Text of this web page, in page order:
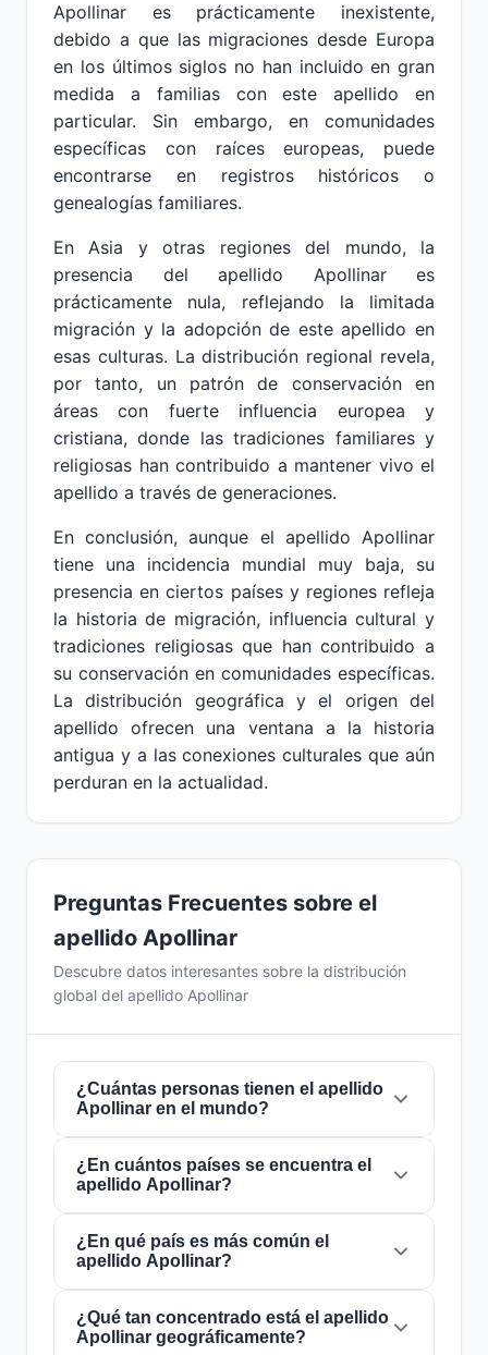
Apollinar es prácticamente inexistente,
debido a que las migraciones desde Europa
en los últimos siglos no han incluido en gran
medida a familias con este apellido en
particular. Sin embargo, en comunidades
específicas con raíces europeas, puede
encontrarse en registros históricos o
genealogías familiares.
En Asia y otras regiones del mundo, la
presencia del apellido Apollinar es
prácticamente nula, reflejando la limitada
migración y la adopción de este apellido en
esas culturas. La distribución regional revela,
por tanto, un patrón de conservación en
áreas con fuerte influencia europea y
cristiana, donde las tradiciones familiares y
religiosas han contribuido a mantener vivo el
apellido a través de generaciones.
En conclusión, aunque el apellido Apollinar
tiene una incidencia mundial muy baja, su
presencia en ciertos países y regiones refleja
la historia de migración, influencia cultural y
tradiciones religiosas que han contribuido a
su conservación en comunidades específicas.
La distribución geográfica y el origen del
apellido ofrecen una ventana a la historia
antigua y a las conexiones culturales que aún
perduran en la actualidad.
Preguntas Frecuentes sobre el
apellido Apollinar
Descubre datos interesantes sobre la distribución
global del apellido Apollinar
¿Cuántas personas tienen el apellido
Apollinar en el mundo?
Actualmente hay aproximadamente1
personascon el apellido
mundo. Esto significa que aproximadamente 1
de cada8,000,000,000 personas
mundo lleva este apellido. Se encuentra
presente en1 países, lo que refleja su
distribución global.
¿En cuántos países se encuentra el
apellido Apollinar?
El apellidoApollinarestá presente en
de todo el mundo. Esto lo clasifica como un
apellido de alcancelocal. Su presencia en
múltiples países indica patrones históricos de
migración y dispersión familiar a lo largo de los
¿En qué país es más común el
apellido Apollinar?
El apellido Apollinares más común en
Estados Unidos, donde lo portan
¿Qué tan concentrado está el apellido
Apollinar geográficamente?